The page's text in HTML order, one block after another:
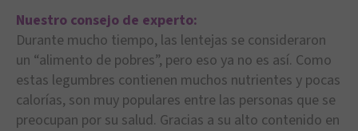
Nuestro consejo de experto:
Durante mucho tiempo, las lentejas se consideraron
un “alimento de pobres”, pero eso ya no es así. Como
estas legumbres contienen muchos nutrientes y pocas
calorías, son muy populares entre las personas que se
preocupan por su salud. Gracias a su alto contenido en